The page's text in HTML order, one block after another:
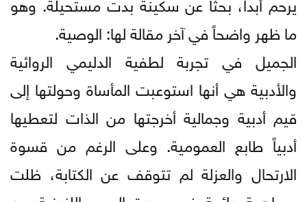
ما ظهر واضحاً في آخر مقالة لها: الوصية.
الجميل في تجربة لطفية الدليمي الروائية
والأدبية هي أنها استوعبت المأساة وحولتها إلى
قيم أدبية وجمالية أخرجتها من الذات لتعطيها
أدبياً طابع العمومية. وعلى الرغم من قسوة
الارتحال والعزلة لم تتوقف عن الكتابة، ظلت